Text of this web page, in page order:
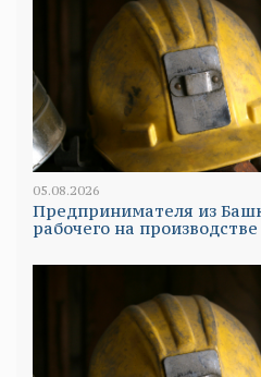
05.08.2026
Предпринимателя из
рабочего на производстве